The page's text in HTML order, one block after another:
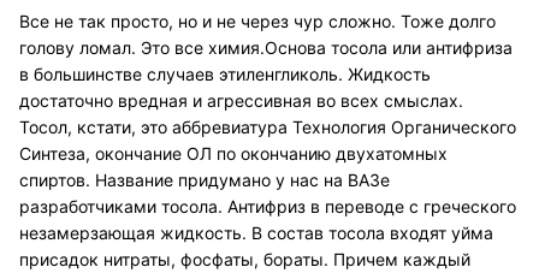
Все не так просто, но и не через чур сложно. Тоже долго
голову ломал. Это все химия.Основа тосола или антифриза
в большинстве случаев этиленгликоль. Жидкость
достаточно вредная и агрессивная во всех смыслах.
Тосол, кстати, это аббревиатура Технология Органического
Синтеза, окончание ОЛ по окончанию двухатомных
спиртов. Название придумано у нас на ВАЗе
разработчиками тосола. Антифриз в переводе с греческого
незамерзающая жидкость. В состав тосола входят уйма
присадок нитраты, фосфаты, бораты. Причем каждый